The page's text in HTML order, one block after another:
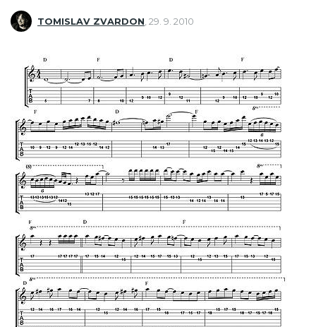
TOMISLAV ZVARDON 29. 9. 2010